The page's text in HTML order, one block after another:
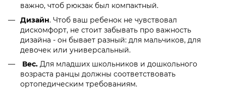
важно, чтоб рюкзак был компактный.
Дизайн. Чтоб ваш ребенок не чувствовал
дискомфорт, не стоит забывать про важность
дизайна - он бывает разный: для мальчиков, для
девочек или универсальный.
Вес. Для младших школьников и дошкольного
возраста ранцы должны соответствовать
ортопедическим требованиям.